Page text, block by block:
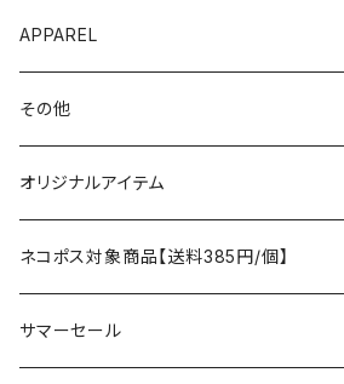
AO COOLERS
asobito
AS2OV
AXESQUIN
Ballistics
バックパック
ポーチ／サコッシュ
ストレージ
パッキングアクセサリー
スリーピングギア
テント、タープ
テント、シェルター
タープ
スリーピングギア
寝袋
マット
テーブル、チェア
テーブル
チェア
ランタン、ライト
燃料ランタン
焚火台／薪ストーブ
APPAREL
トップス
ボトムス
アンダーウェア
ハンドウェア
その他
遊び
フィッシング
ラジコン
ケア用品
雑貨
オリジナルアイテム
ネコポス対象商品【送料385円/個】
サマーセール